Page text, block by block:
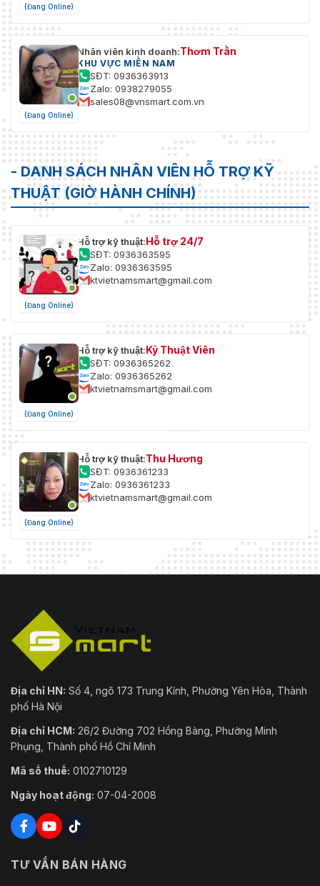
(Đang Online)
(Đang Online)
Nhân viên kinh doanh:Thơm Trần
KHU VỰC MIỀN NAM
SĐT: 0936363913
Zalo: 0938279055
sales08@vnsmart.com.vn
- DANH SÁCH NHÂN VIÊN HỖ TRỢ KỸ
THUẬT (GIỜ HÀNH CHÍNH)
(Đang Online)
Hỗ trợ kỹ thuật:Hỗ trợ 24/7
SĐT: 0936363595
Zalo: 0936363595
ktvietnamsmart@gmail.com
(Đang Online)
Hỗ trợ kỹ thuật:Kỹ Thuật Viên
SĐT: 0936365262
Zalo: 0936365262
ktvietnamsmart@gmail.com
(Đang Online)
Hỗ trợ kỹ thuật:Thu Hương
SĐT: 0936361233
Zalo: 0936361233
ktvietnamsmart@gmail.com
Địa chỉ HN: Số 4, ngõ 173 Trung Kính, Phường Yên Hòa, Thành
phố Hà Nội
Địa chỉ HCM: 26/2 Đường 702 Hồng Bàng, Phường Minh
Phụng, Thành phố Hồ Chí Minh
Mã số thuế: 0102710129
Ngày hoạt động: 07-04-2008
TƯ VẤN BÁN HÀNG